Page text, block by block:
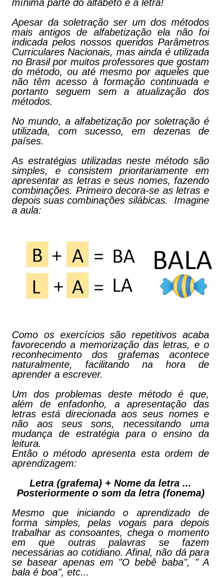
mínima parte do alfabeto é a letra!
Apesar da soletração ser um dos métodos
mais antigos de alfabetização ela não foi
indicada pelos nossos queridos Parâmetros
Curriculares Nacionais, mas ainda é utilizada
no Brasil por muitos professores que gostam
do método, ou até mesmo por aqueles que
não têm acesso à formação continuada e
portanto seguem sem a atualização dos
métodos.
No mundo, a alfabetização por soletração é
utilizada, com sucesso, em dezenas de
países.
As estratégias utilizadas neste método são
simples, e consistem prioritariamente em
apresentar as letras e seus nomes, fazendo
combinações. Primeiro decora-se as letras e
depois suas combinações silábicas. Imagine
a aula:
Como os exercícios são repetitivos acaba
favorecendo a memorização das letras, e o
reconhecimento dos grafemas acontece
naturalmente, facilitando na hora de
aprender a escrever.
Um dos problemas deste método é que,
além de enfadonho, a apresentação das
letras está direcionada aos seus nomes e
não aos seus sons, necessitando uma
mudança de estratégia para o ensino da
leitura.
Então o método apresenta esta ordem de
aprendizagem:
Letra (grafema) + Nome da letra ...
Posteriormente o som da letra (fonema)
Mesmo que iniciando o aprendizado de
forma simples, pelas vogais para depois
trabalhar as consoantes, chega o momento
em que outras palavras se fazem
necessárias ao cotidiano. Afinal, não dá para
se basear apenas em "O bebê baba", " A
bala é boa", etc...